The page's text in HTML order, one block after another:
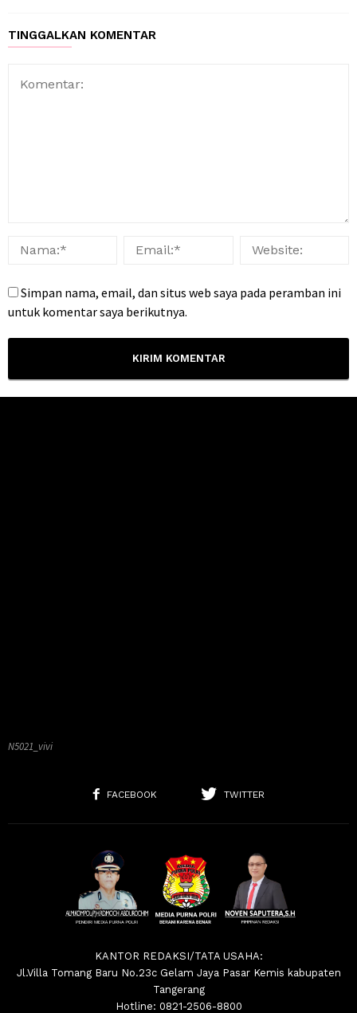
TINGGALKAN KOMENTAR
Simpan nama, email, dan situs web saya pada peramban ini
untuk komentar saya berikutnya.
N5021_vivi
FACEBOOK TWITTER
KANTOR REDAKSI/TATA USAHA:
Jl.Villa Tomang Baru No.23c Gelam Jaya Pasar Kemis kabupaten
Tangerang
Hotline: 0821-2506-8800